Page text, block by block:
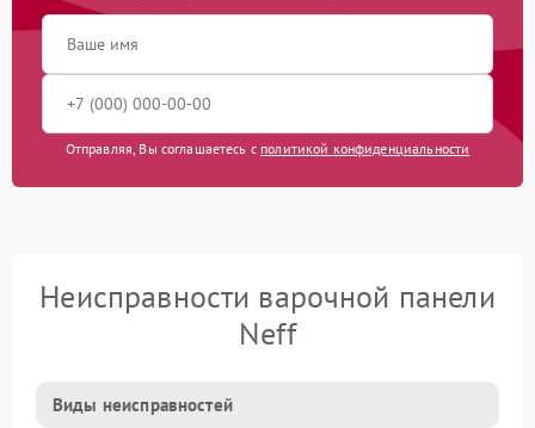
Отправляя, Вы соглашаетесь с политикой конфиденциальности
Неисправности варочной панели
Neff
Виды неисправностей